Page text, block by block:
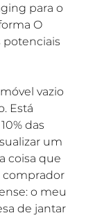
para o
O
potenciais
vazio
Está
das
um
coisa que
o meu
de jantar